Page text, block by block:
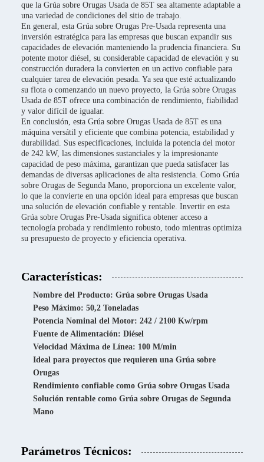
que la Grúa sobre Orugas Usada de 85T sea altamente adaptable a
una variedad de condiciones del sitio de trabajo.
En general, esta Grúa sobre Orugas Pre-Usada representa una
inversión estratégica para las empresas que buscan expandir sus
capacidades de elevación manteniendo la prudencia financiera. Su
potente motor diésel, su considerable capacidad de elevación y su
construcción duradera la convierten en un activo confiable para
cualquier tarea de elevación pesada. Ya sea que esté actualizando
su flota o comenzando un nuevo proyecto, la Grúa sobre Orugas
Usada de 85T ofrece una combinación de rendimiento, fiabilidad
y valor difícil de igualar.
En conclusión, esta Grúa sobre Orugas Usada de 85T es una
máquina versátil y eficiente que combina potencia, estabilidad y
durabilidad. Sus especificaciones, incluida la potencia del motor
de 242 kW, las dimensiones sustanciales y la impresionante
capacidad de peso máxima, garantizan que pueda satisfacer las
demandas de diversas aplicaciones de alta resistencia. Como Grúa
sobre Orugas de Segunda Mano, proporciona un excelente valor,
lo que la convierte en una opción ideal para empresas que buscan
una solución de elevación confiable y rentable. Invertir en esta
Grúa sobre Orugas Pre-Usada significa obtener acceso a
tecnología probada y rendimiento robusto, todo mientras optimiza
su presupuesto de proyecto y eficiencia operativa.
Características:
Nombre del Producto: Grúa sobre Orugas Usada
Peso Máximo: 50,2 Toneladas
Potencia Nominal del Motor: 242 / 2100 Kw/rpm
Fuente de Alimentación: Diésel
Velocidad Máxima de Línea: 100 M/min
Ideal para proyectos que requieren una Grúa sobre
Orugas
Rendimiento confiable como Grúa sobre Orugas Usada
Solución rentable como Grúa sobre Orugas de Segunda
Mano
Parámetros Técnicos: